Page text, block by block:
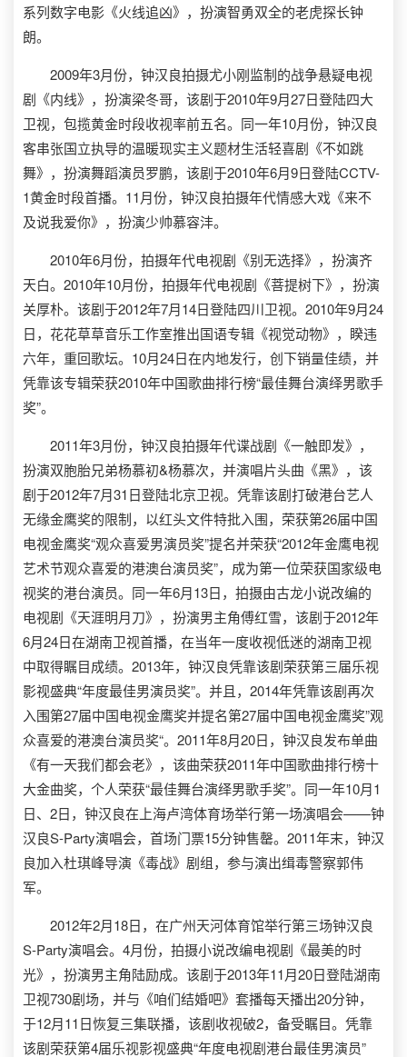
系列数字电影《火线追凶》，扮演智勇双全的老虎探长钟
朗。
2009年3月份，钟汉良拍摄尤小刚监制的战争悬疑电视
剧《内线》，扮演梁冬哥，该剧于2010年9月27日登陆四大
卫视，包揽黄金时段收视率前五名。同一年10月份，钟汉良
客串张国立执导的温暖现实主义题材生活轻喜剧《不如跳
舞》，扮演舞蹈演员罗鹏，该剧于2010年6月9日登陆CCTV-
1黄金时段首播。11月份，钟汉良拍摄年代情感大戏《来不
及说我爱你》，扮演少帅慕容沣。
2010年6月份，拍摄年代电视剧《别无选择》，扮演齐
天白。2010年10月份，拍摄年代电视剧《菩提树下》，扮演
关厚朴。该剧于2012年7月14日登陆四川卫视。2010年9月24
日，花花草草音乐工作室推出国语专辑《视觉动物》，睽违
六年，重回歌坛。10月24日在内地发行，创下销量佳绩，并
凭靠该专辑荣获2010年中国歌曲排行榜“最佳舞台演绎男歌手
奖”。
2011年3月份，钟汉良拍摄年代谍战剧《一触即发》，
扮演双胞胎兄弟杨慕初&杨慕次，并演唱片头曲《黑》，该
剧于2012年7月31日登陆北京卫视。凭靠该剧打破港台艺人
无缘金鹰奖的限制，以红头文件特批入围，荣获第26届中国
电视金鹰奖“观众喜爱男演员奖”提名并荣获“2012年金鹰电视
艺术节观众喜爱的港澳台演员奖”，成为第一位荣获国家级电
视奖的港台演员。同一年6月13日，拍摄由古龙小说改编的
电视剧《天涯明月刀》，扮演男主角傅红雪，该剧于2012年
6月24日在湖南卫视首播，在当年一度收视低迷的湖南卫视
中取得瞩目成绩。2013年，钟汉良凭靠该剧荣获第三届乐视
影视盛典“年度最佳男演员奖”。并且，2014年凭靠该剧再次
入围第27届中国电视金鹰奖并提名第27届中国电视金鹰奖”观
众喜爱的港澳台演员奖“。2011年8月20日，钟汉良发布单曲
《有一天我们都会老》，该曲荣获2011年中国歌曲排行榜十
大金曲奖，个人荣获“最佳舞台演绎男歌手奖”。同一年10月1
日、2日，钟汉良在上海卢湾体育场举行第一场演唱会——钟
汉良S-Party演唱会，首场门票15分钟售罄。2011年末，钟汉
良加入杜琪峰导演《毒战》剧组，参与演出缉毒警察郭伟
军。
2012年2月18日，在广州天河体育馆举行第三场钟汉良
S-Party演唱会。4月份，拍摄小说改编电视剧《最美的时
光》，扮演男主角陆励成。该剧于2013年11月20日登陆湖南
卫视730剧场，并与《咱们结婚吧》套播每天播出20分钟，
于12月11日恢复三集联播，该剧收视破2，备受瞩目。凭靠
该剧荣获第4届乐视影视盛典“年度电视剧港台最佳男演员”